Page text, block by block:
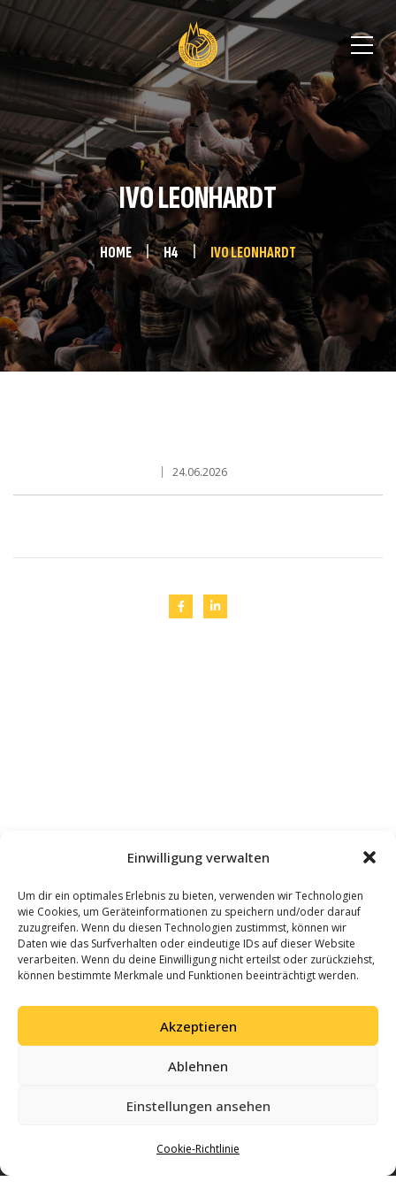
Einwilligung verwalten
Um dir ein optimales Erlebnis zu bieten, verwenden wir Technologien
wie Cookies, um Geräteinformationen zu speichern und/oder darauf
zuzugreifen. Wenn du diesen Technologien zustimmst, können wir
Daten wie das Surfverhalten oder eindeutige IDs auf dieser Website
verarbeiten. Wenn du deine Einwilligung nicht erteilst oder zurückziehst,
können bestimmte Merkmale und Funktionen beeinträchtigt werden.
Akzeptieren
Ablehnen
Einstellungen ansehen
Cookie-Richtlinie
IVO LEONHARDT
HOME H4 IVO LEONHARDT
24.06.2026